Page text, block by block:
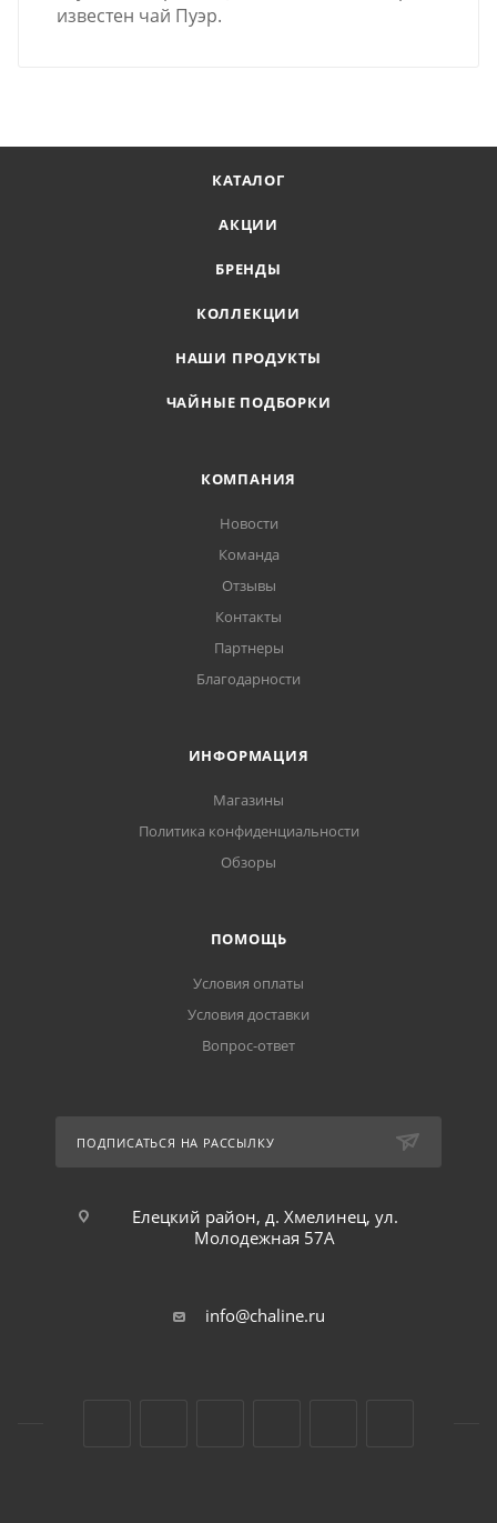
известен чай Пуэр.
КАТАЛОГ
АКЦИИ
БРЕНДЫ
КОЛЛЕКЦИИ
НАШИ ПРОДУКТЫ
ЧАЙНЫЕ ПОДБОРКИ
КОМПАНИЯ
Новости
Команда
Отзывы
Контакты
Партнеры
Благодарности
ИНФОРМАЦИЯ
Магазины
Политика конфиденциальности
Обзоры
ПОМОЩЬ
Условия оплаты
Условия доставки
Вопрос-ответ
ПОДПИСАТЬСЯ НА РАССЫЛКУ
Елецкий район, д. Хмелинец, ул.
Молодежная 57А
info@chaline.ru